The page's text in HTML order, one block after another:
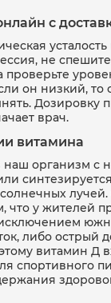
с
не
проверьте
он низкий, то
Дозировку
врач.
витамина
наш организм с
лучей.
что у жителей
либо острый
витамин Д
спортивного